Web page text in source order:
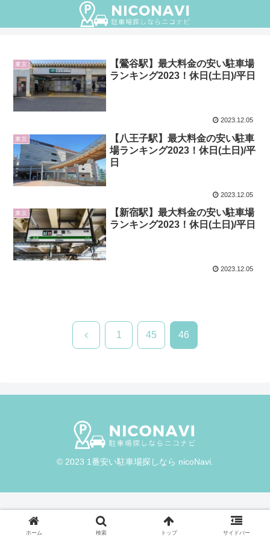
東京
【鶯谷駅】最大料金の安い駐車場
ランキング2023！休日(土日)/平日
2023.12.05
東京
【八王子駅】最大料金の安い駐車
場ランキング2023！休日(土日)/平
日
2023.12.05
東京
【新宿駅】最大料金の安い駐車場
ランキング2023！休日(土日)/平日
2023.12.05
前 1 45 46
© 2023 1番安い駐車場探しなら nicoNavi.
ホーム 検索 トップ サイドバー